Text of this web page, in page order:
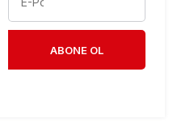
ABONE OL